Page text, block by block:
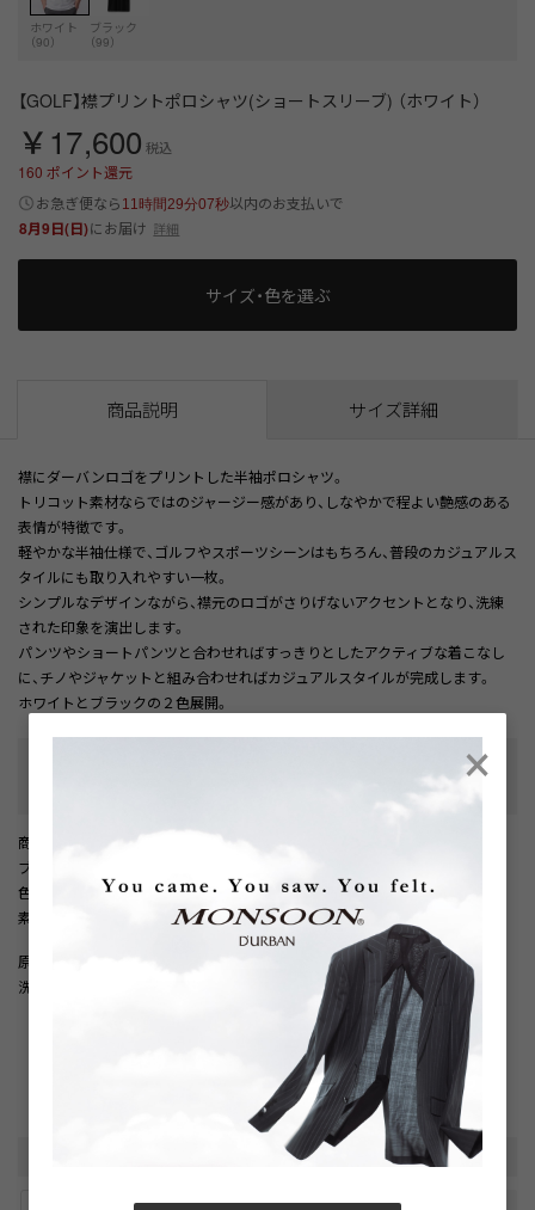
ホワイト
（90）
ブラック
（99）
【GOLF】襟プリントポロシャツ(ショートスリーブ) （ホワイト）
￥17,600 税込
160 ポイント還元
お急ぎ便なら 11時間29分07秒以内のお支払いで
8月9日(日)にお届け 詳細
サイズ・色を選ぶ
商品説明 サイズ詳細
襟にダーバンロゴをプリントした半袖ポロシャツ。
トリコット素材ならではのジャージー感があり、しなやかで程よい艶感のある
表情が特徴です。
軽やかな半袖仕様で、ゴルフやスポーツシーンはもちろん、普段のカジュアルス
タイルにも取り入れやすい一枚。
シンプルなデザインながら、襟元のロゴがさりげないアクセントとなり、洗練
された印象を演出します。
パンツやショートパンツと合わせればすっきりとしたアクティブな着こなし
に、チノやジャケットと組み合わせればカジュアルスタイルが完成します。
ホワイトとブラックの２色展開。
商品番号
： D05887EM002264
ブランド商品番号
色
： ホワイト（90）
素材
： 本体 ポリエステル85% / ポリウレタン15% / リブ部分 ポリエステル
原産国
洗濯記号
さらに詳しい情報を表示
×